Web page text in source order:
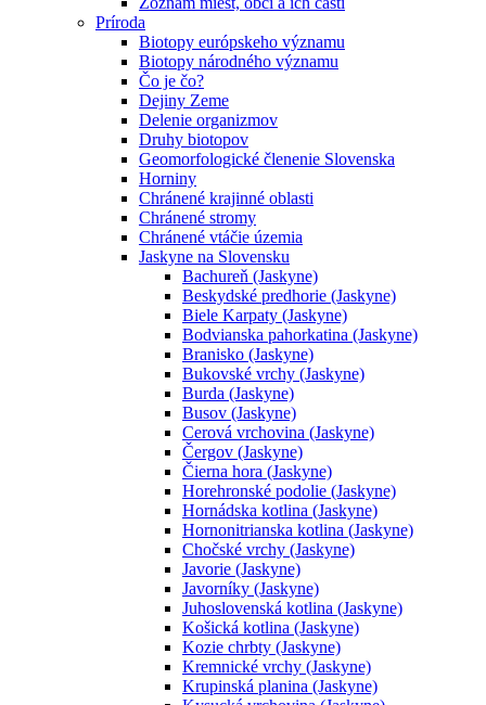
Príroda
Biotopy európskeho významu
Biotopy národného významu
Čo je čo?
Dejiny Zeme
Delenie organizmov
Druhy biotopov
Geomorfologické členenie Slovenska
Horniny
Chránené krajinné oblasti
Chránené stromy
Chránené vtáčie územia
Jaskyne na Slovensku
Bachureň (Jaskyne)
Beskydské predhorie (Jaskyne)
Biele Karpaty (Jaskyne)
Bodvianska pahorkatina (Jaskyne)
Branisko (Jaskyne)
Bukovské vrchy (Jaskyne)
Burda (Jaskyne)
Busov (Jaskyne)
Cerová vrchovina (Jaskyne)
Čergov (Jaskyne)
Čierna hora (Jaskyne)
Horehronské podolie (Jaskyne)
Hornádska kotlina (Jaskyne)
Hornonitrianska kotlina (Jaskyne)
Chočské vrchy (Jaskyne)
Javorie (Jaskyne)
Javorníky (Jaskyne)
Juhoslovenská kotlina (Jaskyne)
Košická kotlina (Jaskyne)
Kozie chrbty (Jaskyne)
Kremnické vrchy (Jaskyne)
Krupinská planina (Jaskyne)